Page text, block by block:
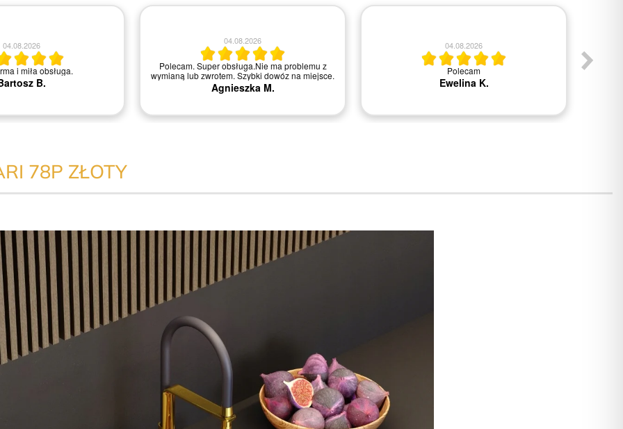
04.08.2026
i miła obsługa.
B.
04.08.2026
Polecam. Super obsługa.Nie ma problemu z
wymianą lub zwrotem. Szybki dowóz na miejsce.
Agnieszka M.
04.08.2026
Polecam
Ewelina K.
78P ZŁOTY